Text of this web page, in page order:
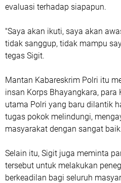
evaluasi terhadap siapapun.
"Saya akan ikuti, saya akan
tidak sanggup, tidak mampu
tegas Sigit.
Mantan Kabareskrim Polri itu
insan Korps Bhayangkara,
utama Polri yang baru dilantik
tugas pokok melindungi,
masyarakat dengan sangat
Selain itu, Sigit juga meminta
tersebut untuk melakukan
berkeadilan bagi seluruh